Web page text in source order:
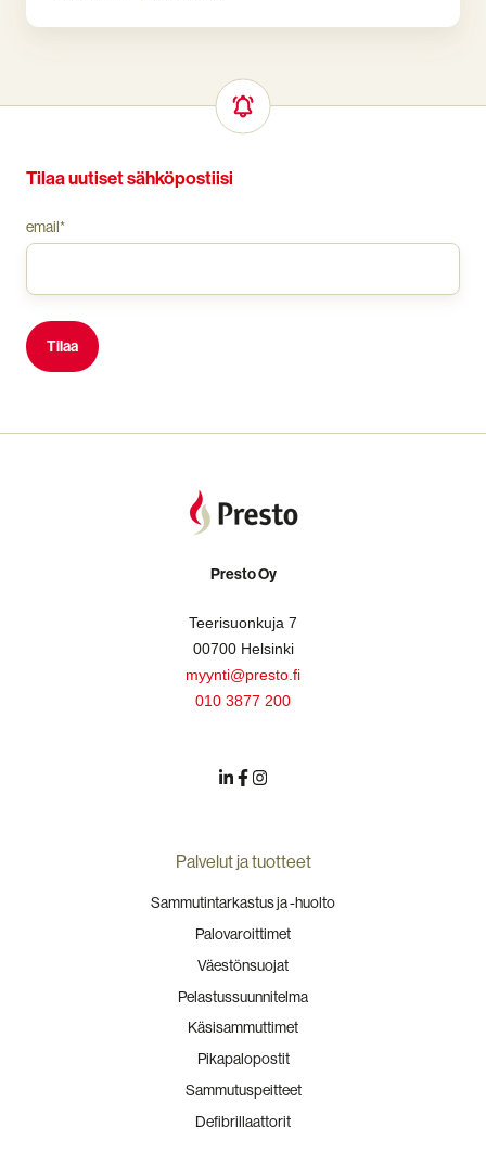
Tilaa uutiset sähköpostiisi
email*
Presto Oy
Teerisuonkuja 7
00700 Helsinki
myynti@presto.fi
010 3877 200
Palvelut ja tuotteet
Sammutintarkastus ja -huolto
Palovaroittimet
Väestönsuojat
Pelastussuunnitelma
Käsisammuttimet
Pikapalopostit
Sammutuspeitteet
Defibrillaattorit